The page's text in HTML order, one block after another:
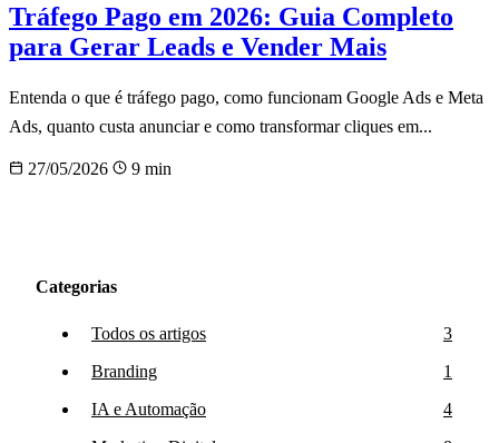
Tráfego Pago em 2026: Guia Completo
para Gerar Leads e Vender Mais
Entenda o que é tráfego pago, como funcionam Google Ads e Meta
Ads, quanto custa anunciar e como transformar cliques em...
27/05/2026 9 min
Categorias
Todos os artigos
3
Branding
1
IA e Automação
4